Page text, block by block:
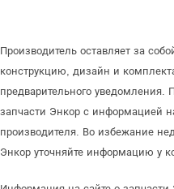
Производитель оставляет за
конструкцию, дизайн и
предварительного
запчасти Энкор с информацией
производителя. Во избежание
Энкор уточняйте информацию у